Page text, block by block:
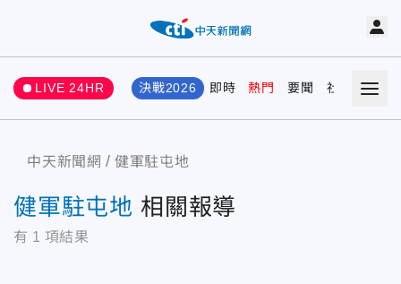
LIVE 24HR 決戰2026 即時 熱門 要聞 社會 娛樂
中天新聞網 健軍駐屯地
健軍駐屯地 相關報導
有 1 項結果